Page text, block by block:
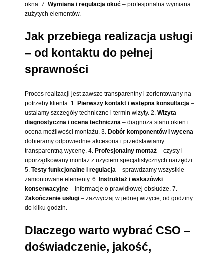
okna. 7. Wymiana i regulacja okuć – profesjonalna wymiana
zużytych elementów.
Jak przebiega realizacja usługi
– od kontaktu do pełnej
sprawności
Proces realizacji jest zawsze transparentny i zorientowany na
potrzeby klienta: 1. Pierwszy kontakt i wstępna konsultacja –
ustalamy szczegóły techniczne i termin wizyty. 2. Wizyta
diagnostyczna i ocena techniczna – diagnoza stanu okien i
ocena możliwości montażu. 3. Dobór komponentów i wycena –
dobieramy odpowiednie akcesoria i przedstawiamy
transparentną wycenę. 4. Profesjonalny montaż – czysty i
uporządkowany montaż z użyciem specjalistycznych narzędzi.
5. Testy funkcjonalne i regulacja – sprawdzamy wszystkie
zamontowane elementy. 6. Instruktaż i wskazówki
konserwacyjne – informacje o prawidłowej obsłudze. 7.
Zakończenie usługi – zazwyczaj w jednej wizycie, od godziny
do kilku godzin.
Dlaczego warto wybrać CSO –
doświadczenie, jakość,